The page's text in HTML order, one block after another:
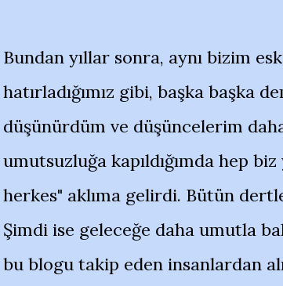
Bundan yıllar sonra, aynı bizim
hatırladığımız gibi, başka başka
düşünürdüm ve düşüncelerim
umutsuzluğa kapıldığımda hep
herkes" aklıma gelirdi. Bütün
Şimdi ise geleceğe daha umutla
bu blogu takip eden insanlardan